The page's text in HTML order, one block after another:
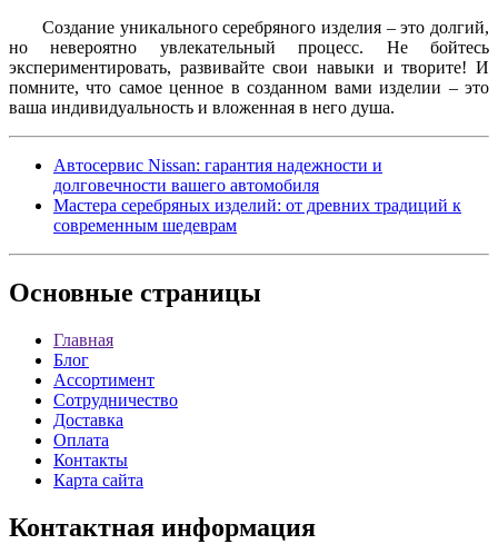
Создание уникального серебряного изделия – это долгий,
но невероятно увлекательный процесс. Не бойтесь
экспериментировать, развивайте свои навыки и творите! И
помните, что самое ценное в созданном вами изделии – это
ваша индивидуальность и вложенная в него душа.
Автосервис Nissan: гарантия надежности и
долговечности вашего автомобиля
Мастера серебряных изделий: от древних традиций к
современным шедеврам
Основные страницы
Главная
Блог
Ассортимент
Сотрудничество
Доставка
Оплата
Контакты
Карта сайта
Контактная информация